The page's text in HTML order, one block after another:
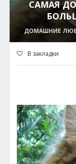
САМАЯ
ДОМАШНИЕ
В закладки